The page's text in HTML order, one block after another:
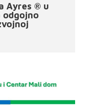
Ayres ® u
odgojno